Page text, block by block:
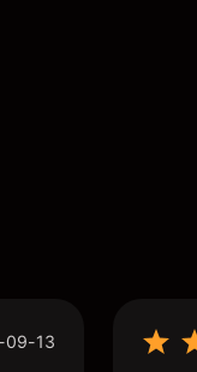
09-13